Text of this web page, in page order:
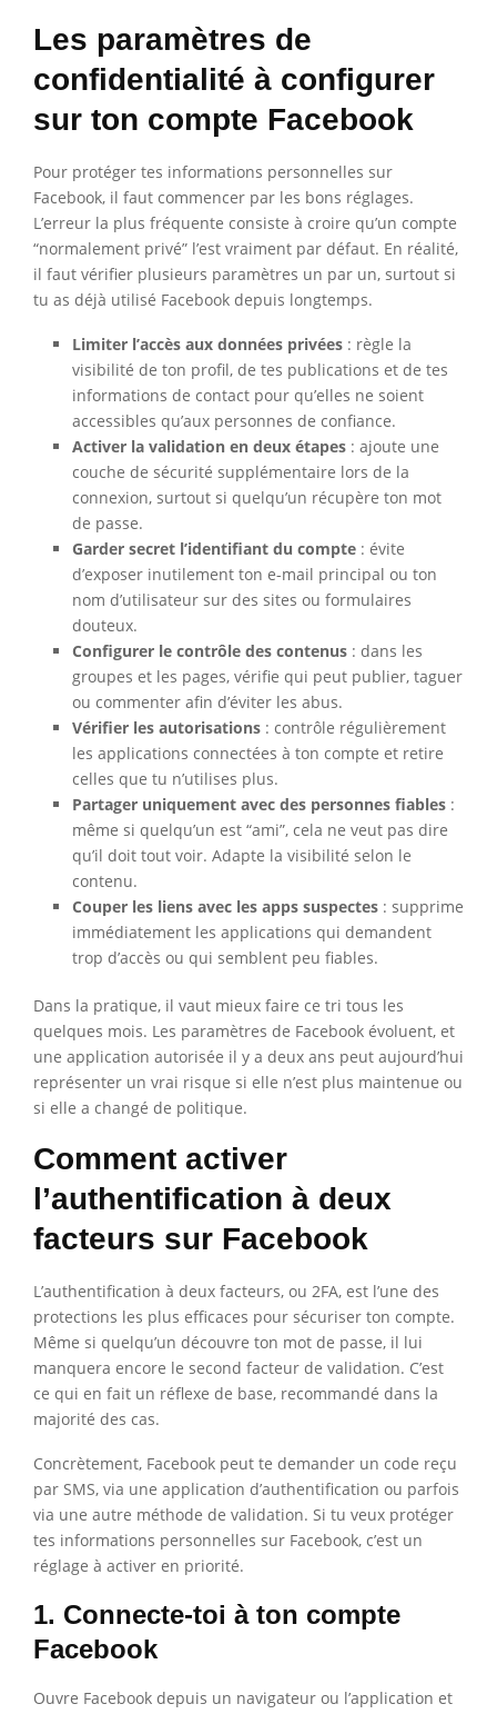
Les paramètres de
confidentialité à configurer
sur ton compte Facebook
Pour protéger tes informations personnelles sur
Facebook, il faut commencer par les bons réglages.
L’erreur la plus fréquente consiste à croire qu’un compte
“normalement privé” l’est vraiment par défaut. En réalité,
il faut vérifier plusieurs paramètres un par un, surtout si
tu as déjà utilisé Facebook depuis longtemps.
Limiter l’accès aux données privées : règle la
visibilité de ton profil, de tes publications et de tes
informations de contact pour qu’elles ne soient
accessibles qu’aux personnes de confiance.
Activer la validation en deux étapes : ajoute une
couche de sécurité supplémentaire lors de la
connexion, surtout si quelqu’un récupère ton mot
de passe.
Garder secret l’identifiant du compte : évite
d’exposer inutilement ton e-mail principal ou ton
nom d’utilisateur sur des sites ou formulaires
douteux.
Configurer le contrôle des contenus : dans les
groupes et les pages, vérifie qui peut publier, taguer
ou commenter afin d’éviter les abus.
Vérifier les autorisations : contrôle régulièrement
les applications connectées à ton compte et retire
celles que tu n’utilises plus.
Partager uniquement avec des personnes fiables :
même si quelqu’un est “ami”, cela ne veut pas dire
qu’il doit tout voir. Adapte la visibilité selon le
contenu.
Couper les liens avec les apps suspectes : supprime
immédiatement les applications qui demandent
trop d’accès ou qui semblent peu fiables.
Dans la pratique, il vaut mieux faire ce tri tous les
quelques mois. Les paramètres de Facebook évoluent, et
une application autorisée il y a deux ans peut aujourd’hui
représenter un vrai risque si elle n’est plus maintenue ou
si elle a changé de politique.
Comment activer
l’authentification à deux
facteurs sur Facebook
L’authentification à deux facteurs, ou 2FA, est l’une des
protections les plus efficaces pour sécuriser ton compte.
Même si quelqu’un découvre ton mot de passe, il lui
manquera encore le second facteur de validation. C’est
ce qui en fait un réflexe de base, recommandé dans la
majorité des cas.
Concrètement, Facebook peut te demander un code reçu
par SMS, via une application d’authentification ou parfois
via une autre méthode de validation. Si tu veux protéger
tes informations personnelles sur Facebook, c’est un
réglage à activer en priorité.
1. Connecte-toi à ton compte
Facebook
Ouvre Facebook depuis un navigateur ou l’application et